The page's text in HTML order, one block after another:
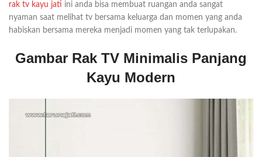
rak tv kayu jati ini anda bisa membuat ruangan anda sangat
nyaman saat melihat tv bersama keluarga dan momen yang anda
habiskan bersama mereka menjadi momen yang tak terlupakan.
Gambar Rak TV Minimalis Panjang
Kayu Modern